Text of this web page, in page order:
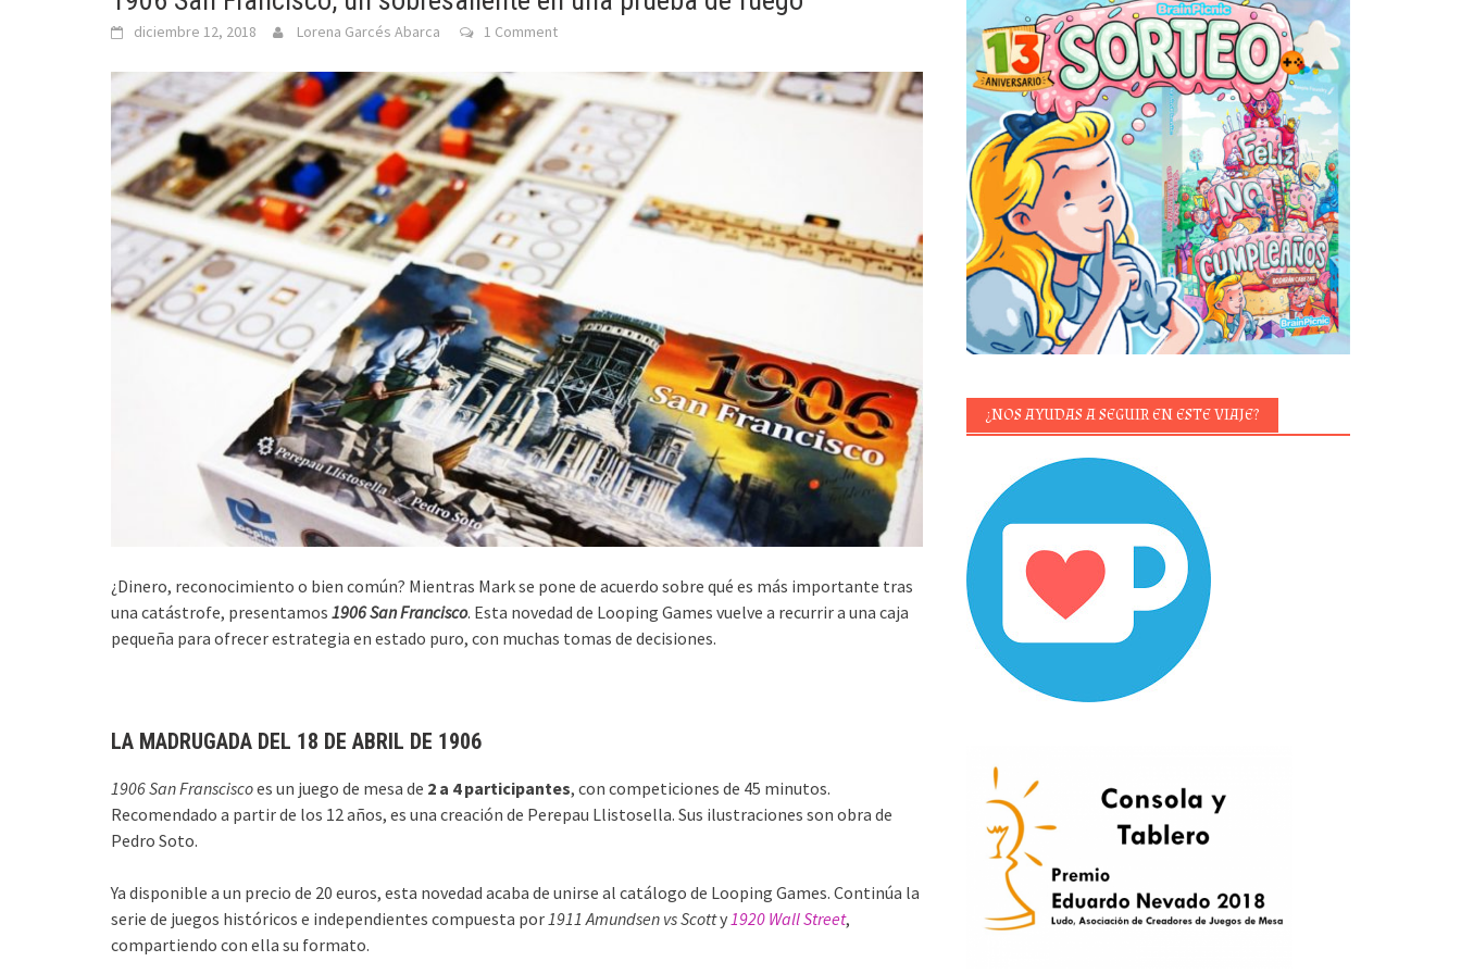
diciembre 12, 2018 Lorena Garcés Abarca 1 Comment
¿Dinero, reconocimiento o bien común? Mientras Mark se pone de acuerdo sobre qué es más importante tras
una catástrofe, presentamos 1906 San Francisco. Esta novedad de Looping Games vuelve a recurrir a una caja
pequeña para ofrecer estrategia en estado puro, con muchas tomas de decisiones.
LA MADRUGADA DEL 18 DE ABRIL DE 1906
1906 San Fransciscoes un juego de mesa de 2 a 4 participantes, con competiciones de 45 minutos.
Recomendado a partir de los 12 años, es una creación de Perepau Llistosella. Sus ilustraciones son obra de
Pedro Soto.
Ya disponible a un precio de 20 euros, esta novedad acaba de unirse al catálogo de Looping Games. Continúa la
serie de juegos históricos e independientes compuesta por 1911 Amundsen vs Scotty 1920 Wall Street,
compartiendo con ella su formato.
¿NOS AYUDAS A SEGUIR EN ESTE VIAJE?